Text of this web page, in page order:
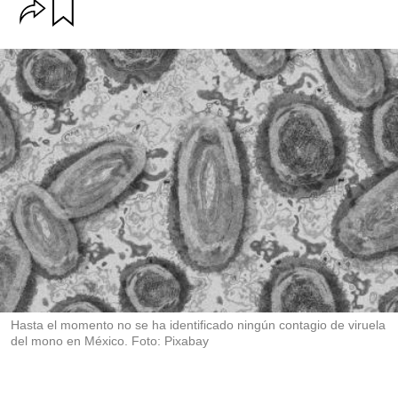
O
p
i
o
n
e
s
d
e
c
o
m
p
a
r
t
i
r
r
d
a
r
Hasta el momento no se ha identificado ningún contagio de viruela
del mono en México. Foto: Pixabay